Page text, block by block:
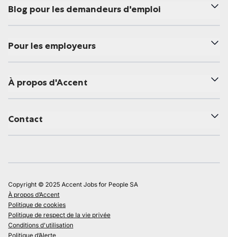
Blog pour les demandeurs d'emploi
Pour les employeurs
À propos d'Accent
Contact
Copyright © 2025 Accent Jobs for People SA
À propos d’Accent
Politique de cookies
Politique de respect de la vie privée
Conditions d'utilisation
Politique d’Alerte